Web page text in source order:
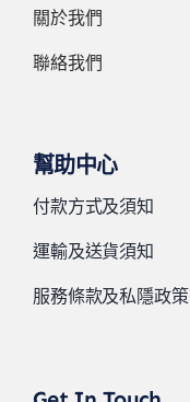
關於我們
聯絡我們
幫助中心
付款方式及須知
運輸及送貨須知
服務條款及私隱政策